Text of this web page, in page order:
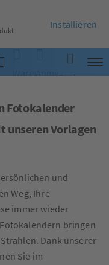
WarenkorbAnmelden
Suche
Fotokalender
unseren Vorlagen
und
Weg, Ihre
immer wieder
bringen
Dank unserer
Sie im
Installieren